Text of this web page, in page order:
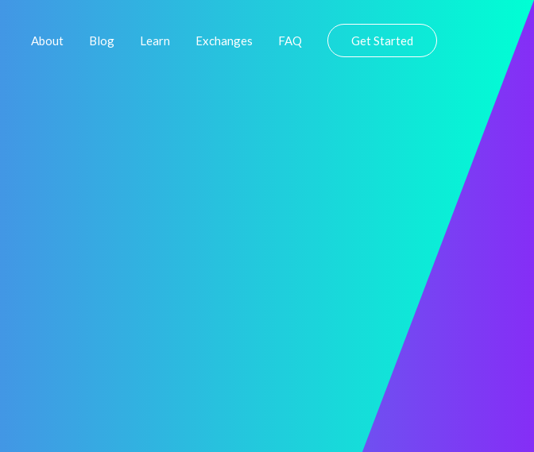
About Blog Learn Exchanges FAQ Get Started